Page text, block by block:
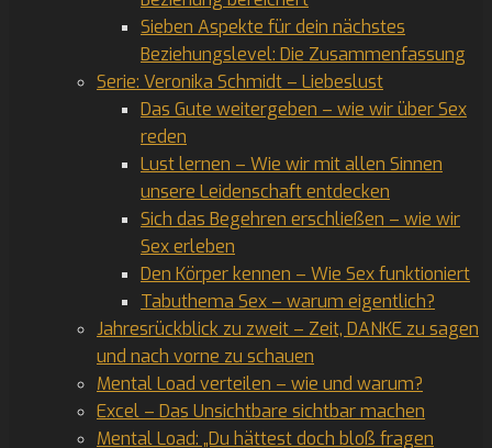
Sieben Aspekte für dein nächstes
Beziehungslevel: Die Zusammenfassung
Serie: Veronika Schmidt – Liebeslust
Das Gute weitergeben – wie wir über Sex
reden
Lust lernen – Wie wir mit allen Sinnen
unsere Leidenschaft entdecken
Sich das Begehren erschließen – wie wir
Sex erleben
Den Körper kennen – Wie Sex funktioniert
Tabuthema Sex – warum eigentlich?
Jahresrückblick zu zweit – Zeit, DANKE zu sagen
und nach vorne zu schauen
Mental Load verteilen – wie und warum?
Excel – Das Unsichtbare sichtbar machen
Mental Load: „Du hättest doch bloß fragen